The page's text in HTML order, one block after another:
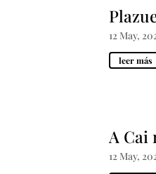
12 May,
leer más
A Cai
12 May,